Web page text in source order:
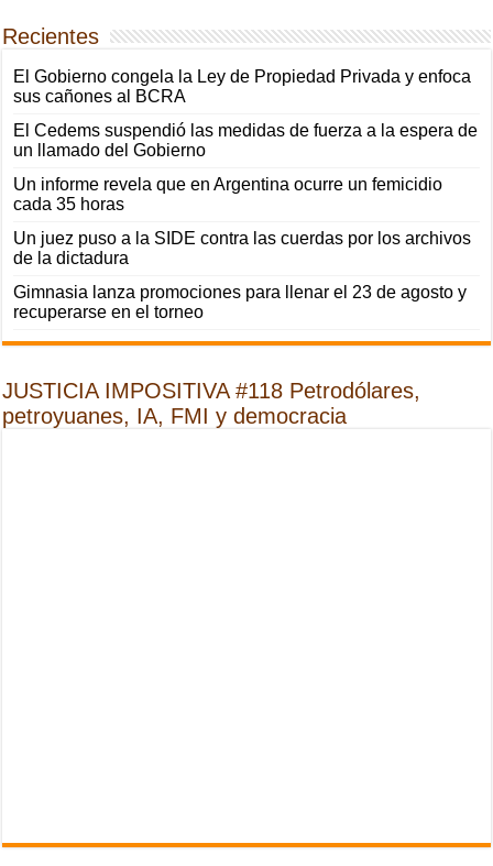
Recientes
El Gobierno congela la Ley de Propiedad Privada y enfoca
sus cañones al BCRA
El Cedems suspendió las medidas de fuerza a la espera de
un llamado del Gobierno
Un informe revela que en Argentina ocurre un femicidio
cada 35 horas
Un juez puso a la SIDE contra las cuerdas por los archivos
de la dictadura
Gimnasia lanza promociones para llenar el 23 de agosto y
recuperarse en el torneo
JUSTICIA IMPOSITIVA #118 Petrodólares,
petroyuanes, IA, FMI y democracia